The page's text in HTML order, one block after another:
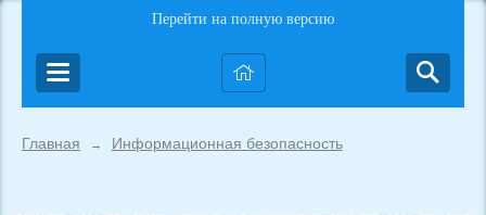
Перейти на полную версию
Главная → Информационная безопасность